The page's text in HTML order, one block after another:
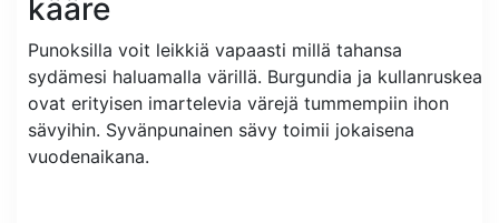
kääre
Punoksilla voit leikkiä vapaasti millä tahansa
sydämesi haluamalla värillä. Burgundia ja kullanruskea
ovat erityisen imartelevia värejä tummempiin ihon
sävyihin. Syvänpunainen sävy toimii jokaisena
vuodenaikana.